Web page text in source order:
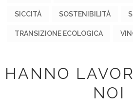
SICCITÀ SOSTENIBILITÀ
TRANSIZIONE ECOLOGICA
HANNO
NOI